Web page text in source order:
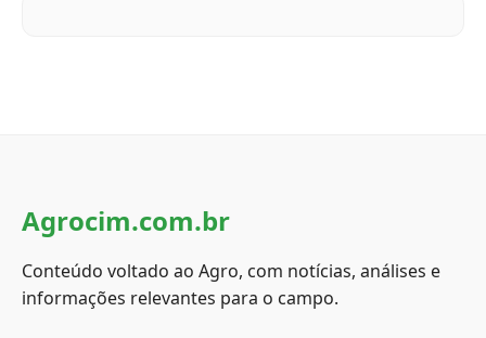
Agrocim.com.br
Conteúdo voltado ao Agro, com notícias, análises e
informações relevantes para o campo.